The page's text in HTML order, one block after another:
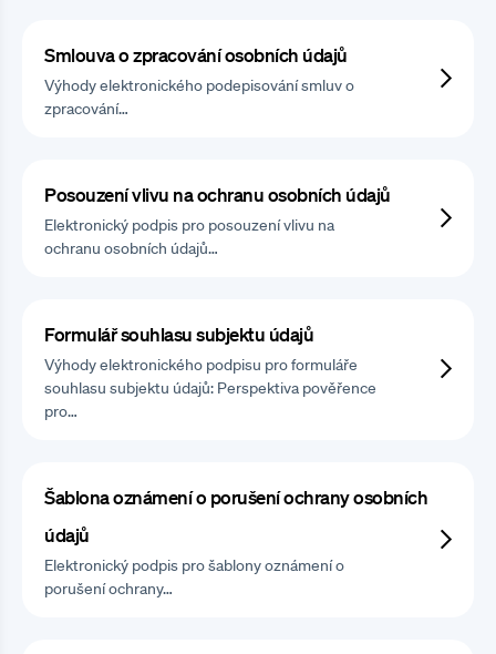
Smlouva o zpracování osobních údajů
Výhody elektronického podepisování smluv o
zpracování…
Posouzení vlivu na ochranu osobních údajů
Elektronický podpis pro posouzení vlivu na
ochranu osobních údajů…
Formulář souhlasu subjektu údajů
Výhody elektronického podpisu pro formuláře
souhlasu subjektu údajů: Perspektiva pověřence
pro…
Šablona oznámení o porušení ochrany osobních
údajů
Elektronický podpis pro šablony oznámení o
porušení ochrany…